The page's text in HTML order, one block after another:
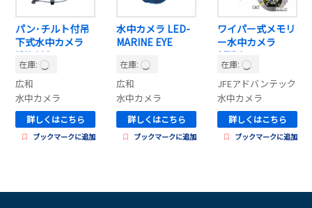
パン･チルト付吊
下式水中カメラ
KW-100
在庫:
広和
水中カメラ
詳しくはこちら
ブックマークに追加
水中カメラ LED-
MARINE EYE
在庫:
広和
水中カメラ
詳しくはこちら
ブックマークに追加
ワイパー式メモリ
ー水中カメラ
SFIDA
在庫:
JFEアドバンテック
水中カメラ
詳しくはこちら
ブックマークに追加